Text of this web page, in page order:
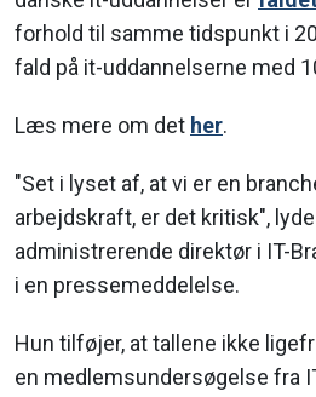
forhold til samme tidspunkt i
fald på it-uddannelserne med
Læs mere om det her.
"Set i lyset af, at vi er en
arbejdskraft, er det kritisk",
administrerende direktør i IT-
i en pressemeddelelse.
Hun tilføjer, at tallene ikke
en medlemsundersøgelse fra